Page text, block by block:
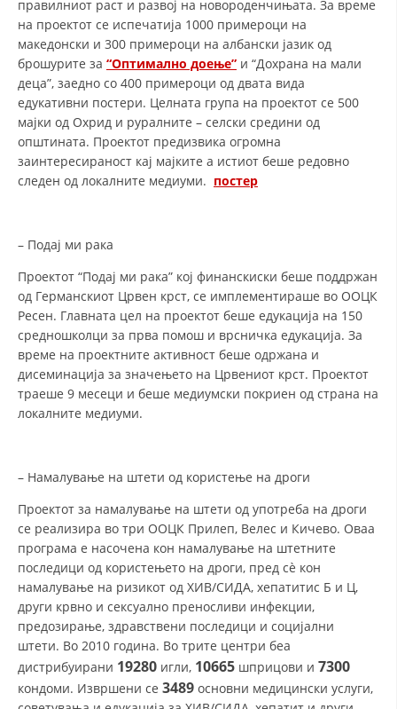
правилниот раст и развој на новороденчињата. За време
на проектот се испечатија 1000 примероци на
македонски и 300 примероци на албански јазик од
брошурите за “Оптимално доење” и “Дохрана на мали
деца”, заедно со 400 примероци од двата вида
едукативни постери. Целната група на проектот се 500
мајки од Охрид и руралните – селски средини од
општината. Проектот предизвика огромна
заинтересираност кај мајките а истиот беше редовно
следен од локалните медиуми. постер
– Подај ми рака
Проектот “Подај ми рака” кој финанскиски беше поддржан
од Германскиот Црвен крст, се имплементираше во ООЦК
Ресен. Главната цел на проектот беше едукација на 150
средношколци за прва помош и врсничка едукација. За
време на проектните активност беше одржана и
дисеминација за значењето на Црвениот крст. Проектот
траеше 9 месеци и беше медиумски покриен од страна на
локалните медиуми.
– Намалување на штети од користење на дроги
Проектот за намалување на штети од употреба на дроги
се реализира во три ООЦК Прилеп, Велес и Кичево. Оваа
програма е насочена кон намалување на штетните
последици од користењето на дроги, пред сè кон
намалување на ризикот од ХИВ/СИДА, хепатитис Б и Ц,
други крвно и сексуално преносливи инфекции,
предозирање, здравствени последици и социјални
штети. Во 2010 година. Во трите центри беа
дистрибуирани 19280 игли, 10665 шприцови и 7300
кондоми. Извршени се 3489 основни медицински услуги,